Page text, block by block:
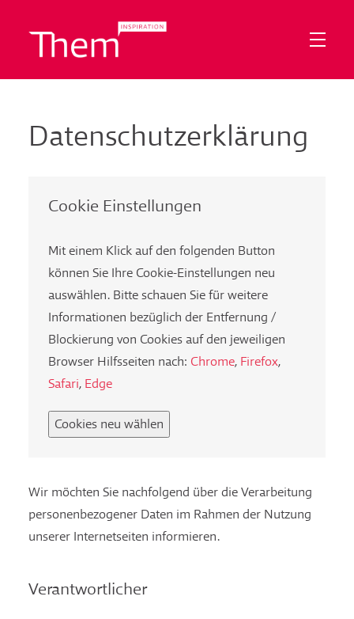
Datenschutzerklärung
Cookie Einstellungen
Mit einem Klick auf den folgenden Button
können Sie Ihre Cookie-Einstellungen neu
auswählen. Bitte schauen Sie für weitere
Informationen bezüglich der Entfernung /
Blockierung von Cookies auf den jeweiligen
Browser Hilfsseiten nach: Chrome, Firefox,
Safari, Edge
Cookies neu wählen
Wir möchten Sie nachfolgend über die Verarbeitung
personenbezogener Daten im Rahmen der Nutzung
unserer Internetseiten informieren.
Verantwortlicher